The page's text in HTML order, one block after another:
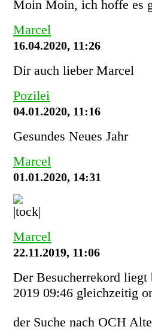
Moin Moin, ich hoffe es
Marcel
16.04.2020, 11:26
Dir auch lieber Marcel
Pozilei
04.01.2020, 11:16
Gesundes Neues Jahr
Marcel
01.01.2020, 14:31
Marcel
22.11.2019, 11:06
Der Besucherrekord
2019 09:46 gleichzeitig
der Suche nach OCH